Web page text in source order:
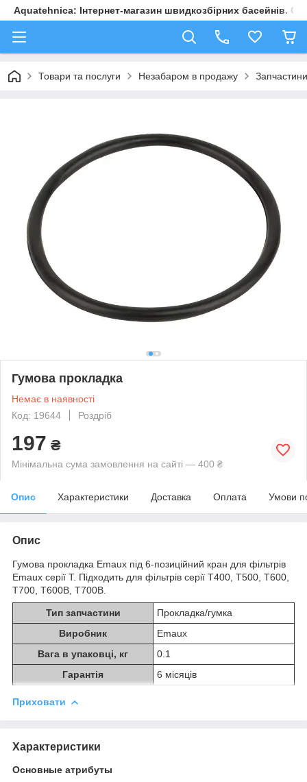
Aquatehnica: Інтернет-магазин швидкозбірних басейнів.
Товари та послуги Незабаром в продажу
Гумова прокладка
Немає в наявності
Код: 19644
Роздріб
197 ₴
Мінімальна сума замовлення на сайті — 400 ₴
Опис Характеристики Доставка Оплата Умови
Опис
Гумова прокладка Emaux під 6-позиційний кран для фільтрів
Emaux серії T. Підходить для фільтрів серії T400, T500, T600,
T700, T600B, T700B.
Тип запчастини
Прокладка/гумка
Виробник
Emaux
Вага в упаковці, кг
0.1
Гарантія
6 місяців
Приховати
Характеристики
Основные атрибуты